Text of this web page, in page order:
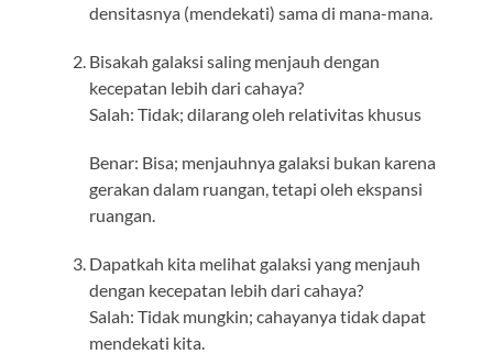
densitasnya (mendekati) sama di mana-mana.
Bisakah galaksi saling menjauh dengan
kecepatan lebih dari cahaya?
Salah: Tidak; dilarang oleh relativitas khusus
Benar: Bisa; menjauhnya galaksi bukan karena
gerakan dalam ruangan, tetapi oleh ekspansi
ruangan.
Dapatkah kita melihat galaksi yang menjauh
dengan kecepatan lebih dari cahaya?
Salah: Tidak mungkin; cahayanya tidak dapat
mendekati kita.